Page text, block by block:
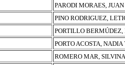
PARODI MORAES,
PINO RODRIGUEZ,
PORTILLO BERMÚDEZ,
PORTO ACOSTA,
ROMERO MAR, SILVINA